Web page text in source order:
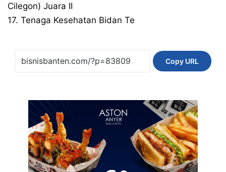
Cilegon) Juara II
17. Tenaga Kesehatan Bidan Te
Copy URL